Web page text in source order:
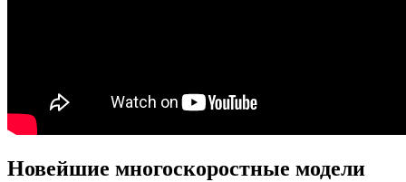
Новейшие многоскоростные модели